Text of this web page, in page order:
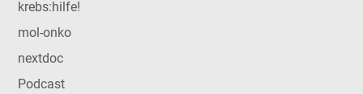
krebs:hilfe!
mol-onko
nextdoc
Podcast